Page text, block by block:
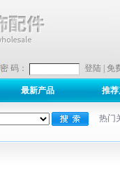
密 码： 登陆 免
最新产品 推
热门